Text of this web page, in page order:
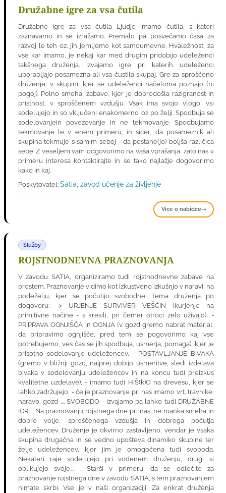
Družabne igre za vsa čutila
Družabne igre za vsa čutila Ljudje imamo čutila, s kateri
zaznavamo in se izražamo. Premalo pa posvečamo časa za
razvoj le teh oz. jih jemljemo kot samoumevne. Hvaležnost, za
vse kar imamo, je nekaj kar med drugim pridobijo udeleženci
takšnega druženja. Izvajamo igre pri katerih udeleženci
uporabljajo posamezna ali vsa čustila skupaj. Gre za sproščeno
druženje, v skupini, kjer se udeleženci načeloma poznajo (ni
pogoj). Polno smeha, zabave, kjer je dobrodošla razigranost in
pristnost, v sproščenem vzdušju. Vsak ima svojo vlogo, vsi
sodelujejo in so vključeni enakomerno oz po želji. Spodbuja se
sodelovanjein povezovanje in ne tekmovanje. Spodbujamo
tekmovanje le v enem primeru, in sicer, da posameznik ali
skupina tekmuje s samim seboj - da postane(jo) boljša različica
sebe. Z veseljem vam odgovorimo na vaša vprašanja, zato nas v
primeru interesa kontaktirajte in se tako najlažje dogovorimo
kako in kaj.
Poskytovatel: Satia, zavod učenje za življenje
Více o nabídce
Služby
ROJSTNODNEVNA PRAZNOVANJA
V zavodu SATIA, organiziramo tudi rojstnodnevne zabave na
prostem. Praznovanje vidimo kot izkustveno izkušnjo v naravi, na
podeželju, kjer se počutijo svobodne. Tema druženja po
dogovoru: -> URJENJE SURVIVER VEŠČIN (kurjenje na
primitivne načine - s kresili, pri čemer otroci zelo uživajo), -
PRIPRAVA OGNJIŠČA in OGNJA (v gozd gremo nabrat material,
da pripravimo ognjišče, pred tem se pogovorimo kaj vse
potrebujemo, ves čas se jih spodbuja, usmerja, pomaga), kjer je
prisotno sodelovanje udeležencev, - POSTAVLJANJE BIVAKA
(gremo v bližnji gozd, najprej dobijo usmeritve, sledi izdelava
bivaka v sodelovanju udeležencev in na koncu tudi preizkus
kvalitetne uzdelave), - imamo tudi HIŠ(k)O na drevesu, kjer se
lahko zadržujejo, - če je praznovanje pri nas imamo vrt, travnike,
naravo, gozd .... SVOBODO - izvajamo pa lahko tudi DRUŽABNE
IGRE. Na praznovanju rojstnega dne pri nas, ne manka smeha in
dobre volje, sproščenega vzdušja in dobrega počutja
udeležencev. Druženje je okvirno zastavljeno, vendar je vsaka
skupina drugačna in se vedno upošteva dinamiko skupine ter
želje udeležencev, kjer jim je omogočena tudi svoboda.
Nekateri raje sodelujejo pri vodenem druženju, drugi si
oblikujejo svoje.... . Starši v primeru, da se odločite za
praznovanje rojstnega dne v zavodu SATIA, s tem praznovanjem
nimate skrbi. Vse je v naši organizaciji. Za enkrat druženja